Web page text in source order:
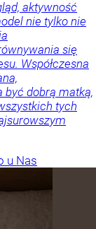
aktywność
nie tylko nie
się
Współczesna
być dobrą matką,
tych
u Nas